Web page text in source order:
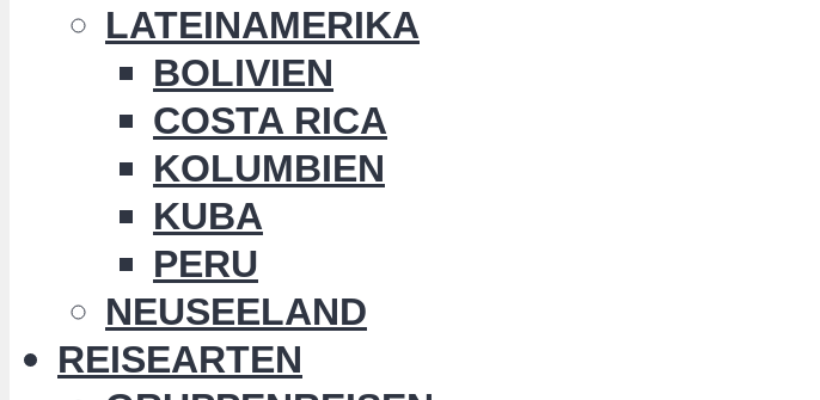
LATEINAMERIKA
BOLIVIEN
COSTA RICA
KOLUMBIEN
KUBA
PERU
NEUSEELAND
REISEARTEN